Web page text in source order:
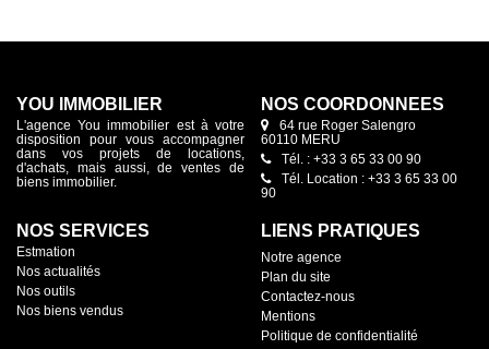
YOU IMMOBILIER
L'agence You immobilier est à votre
disposition pour vous accompagner
dans vos projets de locations,
d'achats, mais aussi, de ventes de
biens immobilier.
NOS COORDONNÉES
64 rue Roger Salengro
60110 MERU
Tél. : +33 3 65 33 00 90
Tél. Location : +33 3 65 33 00
90
NOS SERVICES
Estmation
Nos actualités
Nos outils
Nos biens vendus
LIENS PRATIQUES
Notre agence
Plan du site
Contactez-nous
Mentions
Politique de confidentialité